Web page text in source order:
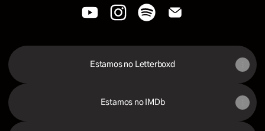
Estamos no Letterboxd
Estamos no IMDb
Filmes